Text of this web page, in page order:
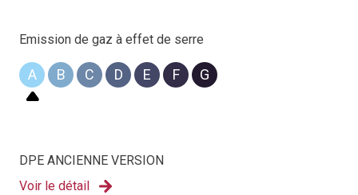
Emission de gaz à effet de serre
A B C D E F G
DPE ANCIENNE VERSION
Voir le détail